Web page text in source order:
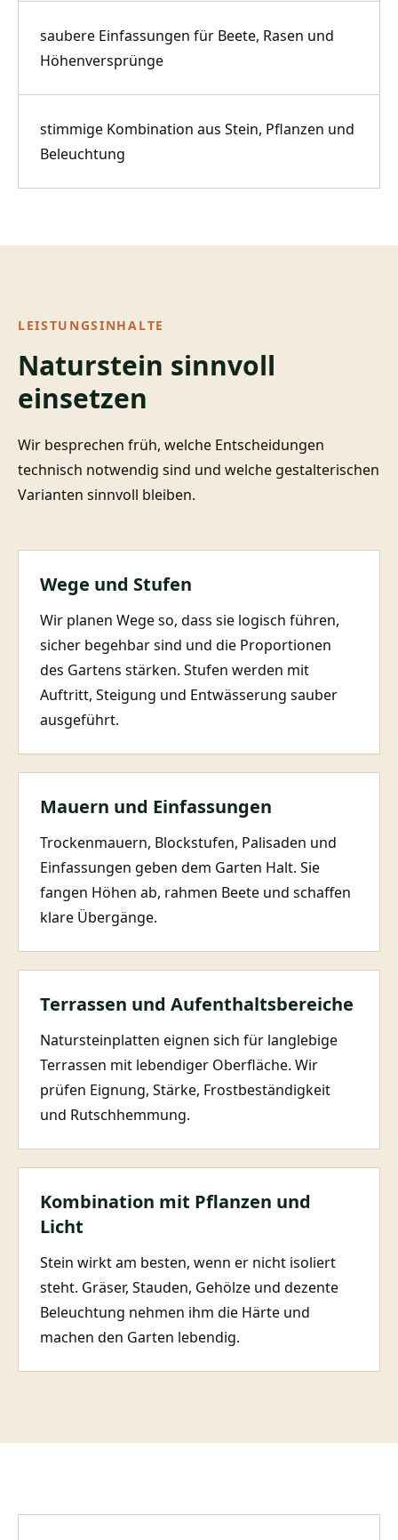
saubere Einfassungen für Beete, Rasen und
Höhenversprünge
stimmige Kombination aus Stein, Pflanzen und
Beleuchtung
LEISTUNGSINHALTE
Naturstein sinnvoll
einsetzen
Wir besprechen früh, welche Entscheidungen
technisch notwendig sind und welche gestalterischen
Varianten sinnvoll bleiben.
Wege und Stufen
Wir planen Wege so, dass sie logisch führen,
sicher begehbar sind und die Proportionen
des Gartens stärken. Stufen werden mit
Auftritt, Steigung und Entwässerung sauber
ausgeführt.
Mauern und Einfassungen
Trockenmauern, Blockstufen, Palisaden und
Einfassungen geben dem Garten Halt. Sie
fangen Höhen ab, rahmen Beete und schaffen
klare Übergänge.
Terrassen und Aufenthaltsbereiche
Natursteinplatten eignen sich für langlebige
Terrassen mit lebendiger Oberfläche. Wir
prüfen Eignung, Stärke, Frostbeständigkeit
und Rutschhemmung.
Kombination mit Pflanzen und
Licht
Stein wirkt am besten, wenn er nicht isoliert
steht. Gräser, Stauden, Gehölze und dezente
Beleuchtung nehmen ihm die Härte und
machen den Garten lebendig.